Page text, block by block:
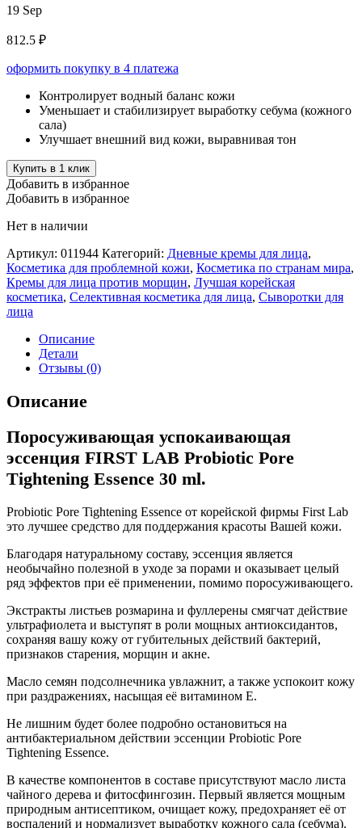
19 Sep
812.5 ₽
оформить покупку в 4 платежа
Контролирует водный баланс кожи
Уменьшает и стабилизирует выработку себума (кожного
сала)
Улучшает внешний вид кожи, выравнивая тон
Купить в 1 клик
Добавить в избранное
Добавить в избранное
Нет в наличии
Артикул: 011944 Категорий: Дневные кремы для лица,
Косметика для проблемной кожи, Косметика по странам мира,
Кремы для лица против морщин, Лучшая корейская
косметика, Селективная косметика для лица, Сыворотки для
лица
Описание
Детали
Отзывы (0)
Описание
Поросуживающая успокаивающая
эссенция FIRST LAB Probiotic Pore
Tightening Essence 30 ml.
Probiotic Pore Tightening Essence от корейской фирмы First Lab
это лучшее средство для поддержания красоты Вашей кожи.
Благодаря натуральному составу, эссенция является
необычайно полезной в уходе за порами и оказывает целый
ряд эффектов при её применении, помимо поросуживающего.
Экстракты листьев розмарина и фуллерены смягчат действие
ультрафиолета и выступят в роли мощных антиоксидантов,
сохраняя вашу кожу от губительных действий бактерий,
признаков старения, морщин и акне.
Масло семян подсолнечника увлажнит, а также успокоит кожу
при раздражениях, насыщая её витамином E.
Не лишним будет более подробно остановиться на
антибактериальном действии эссенции Probiotic Pore
Tightening Essence.
В качестве компонентов в составе присутствуют масло листа
чайного дерева и фитосфингозин. Первый является мощным
природным антисептиком, очищает кожу, предохраняет её от
воспалений и нормализует выработку кожного сала (себума).